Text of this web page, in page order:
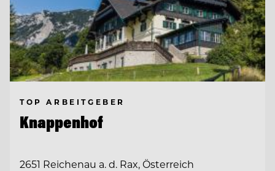
TOP ARBEITGEBER
Knappenhof
2651 Reichenau a. d. Rax, Österreich